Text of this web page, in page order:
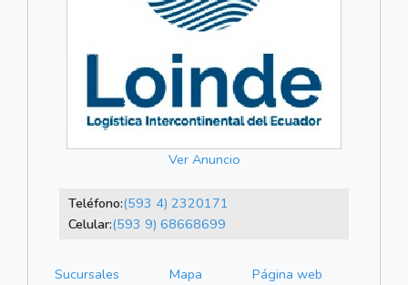
Ver Anuncio
Teléfono:(593 4) 2320171
Celular:(593 9) 68668699
Sucursales Mapa
Página web